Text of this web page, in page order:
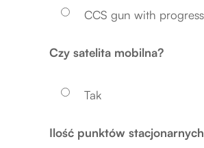
CCS gun with
Czy satelita mobilna?
Tak
Ilość punktów